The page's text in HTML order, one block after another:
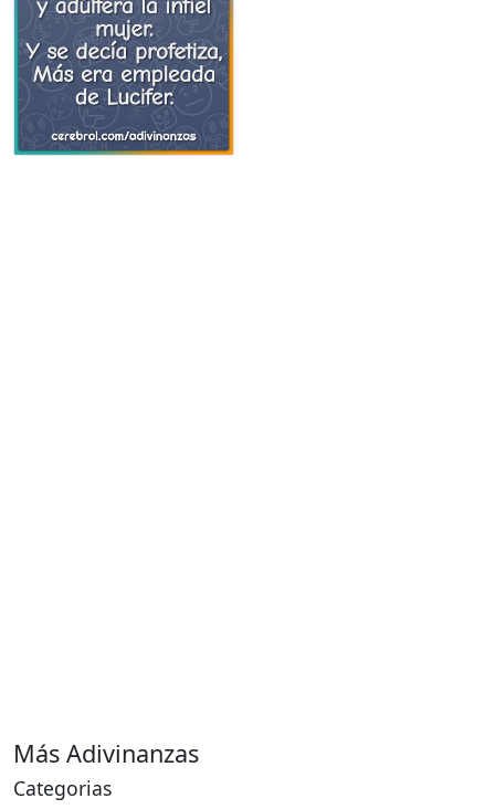
Más Adivinanzas
Categorias